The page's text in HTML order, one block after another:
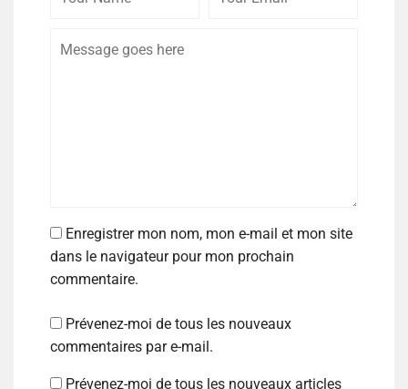
Enregistrer mon nom, mon e-mail et mon site
dans le navigateur pour mon prochain
commentaire.
Prévenez-moi de tous les nouveaux
commentaires par e-mail.
Prévenez-moi de tous les nouveaux articles